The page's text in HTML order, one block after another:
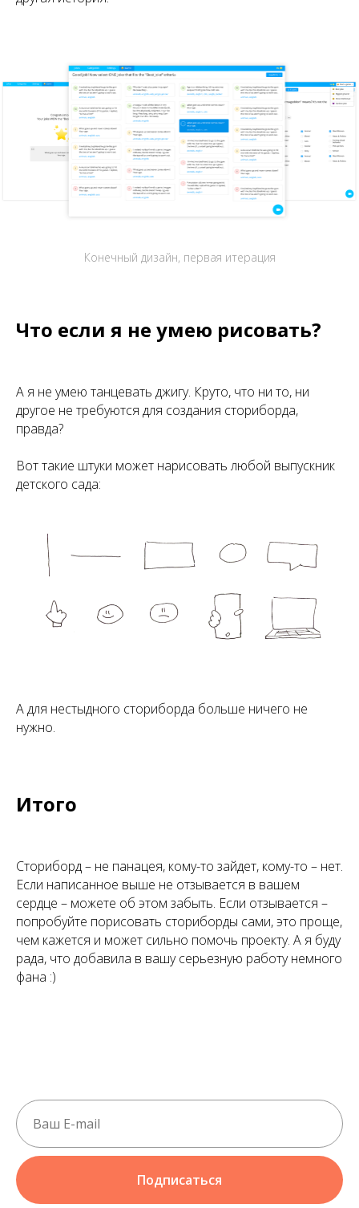
Конечный дизайн, первая итерация
Что если я не умею рисовать?
А я не умею танцевать джигу. Круто, что ни то, ни
другое не требуются для создания сториборда,
правда?
Вот такие штуки может нарисовать любой выпускник
детского сада:
А для нестыдного сториборда больше ничего не
нужно.
Итого
Сториборд – не панацея, кому-то зайдет, кому-то – нет.
Если написанное выше не отзывается в вашем
сердце – можете об этом забыть. Если отзывается –
попробуйте порисовать сториборды сами, это проще,
чем кажется и может сильно помочь проекту. А я буду
рада, что добавила в вашу серьезную работу немного
фана :)
Подписаться